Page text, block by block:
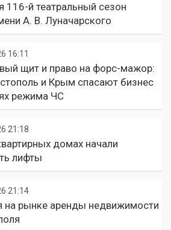
116-й театральный сезон
А. В. Луначарского
16:11
щит и право на форс-мажор:
и Крым спасают бизнес
режима ЧС
21:18
домах начали
лифты
21:14
на рынке аренды недвижимости